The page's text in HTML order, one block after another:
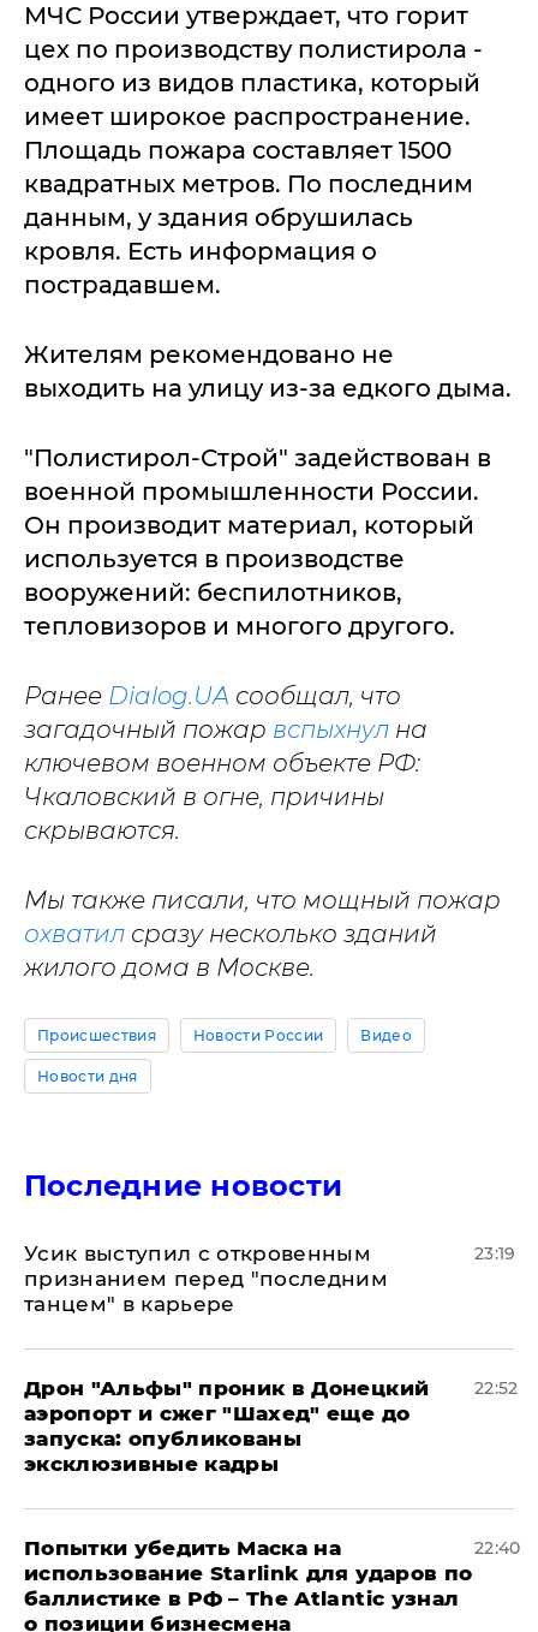
МЧС России утверждает, что горит
цех по производству полистирола -
одного из видов пластика, который
имеет широкое распространение.
Площадь пожара составляет 1500
квадратных метров. По последним
данным, у здания обрушилась
кровля. Есть информация о
пострадавшем.
Жителям рекомендовано не
выходить на улицу из-за едкого дыма.
"Полистирол-Строй" задействован в
военной промышленности России.
Он производит материал, который
используется в производстве
вооружений: беспилотников,
тепловизоров и многого другого.
Ранее Dialog.UA сообщал, что
загадочный пожар вспыхнул на
ключевом военном объекте РФ:
Чкаловский в огне, причины
скрываются.
Мы также писали, что мощный пожар
охватил сразу несколько зданий
жилого дома в Москве.
Происшествия Новости России Видео
Новости дня
Последние новости
Усик выступил с откровенным
признанием перед "последним
танцем" в карьере
23:19
Дрон "Альфы" проник в Донецкий
аэропорт и сжег "Шахед" еще до
запуска: опубликованы
эксклюзивные кадры
22:52
Попытки убедить Маска на
использование Starlink для ударов по
баллистике в РФ – The Atlantic узнал
о позиции бизнесмена
22:40